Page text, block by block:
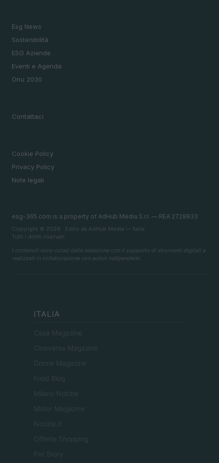
Esg News
Sostenibilità
ESG Aziende
Eventi e Agenda
Onu 2030
Contattaci
Cookie Policy
Privacy Policy
Note legali
esg-365.com is a property of AdHub Media S.r.l. — REA 2729933
Copyright © 2026 · Edito da AdHub Media — Italia
Tutti i diritti riservati
I contenuti sono curati dalla redazione con il supporto di strumenti digitali e
realizzati in collaborazione con autori indipendenti.
ITALIA
Casa Magazine
Cineverse Magazine
Donne Magazine
Food Blog
Milano Notizie
Motor Magazine
Notizie.it
Offerte Shopping
Pet Story